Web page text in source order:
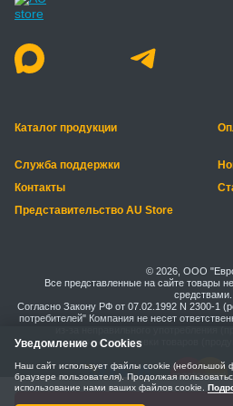
Каталог продукции
Служба поддержки
Контакты
Представительство AU Store
© 2026, ООО
Все представленные на сайте товары
средствами.
Согласно Закону РФ от 07.02.1992 N 2300-1
потребителей" Компания не несет
транспортировки товаров
Уведомление о Cookies
Наш сайт использует файлы cookie (небольшой
браузере пользователя). Продолжая
использование нами ваших файлов cookie.